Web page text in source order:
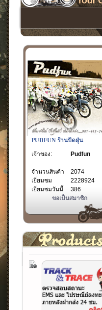
PUDFUN ร้านปัดฝุ่น
เจ้าของ:
Pudfun
จำนวนสินค้า
2074
เยี่ยมชม
2228924
เยี่ยมชมวันนี้
386
ขอเป็นสมาชิก